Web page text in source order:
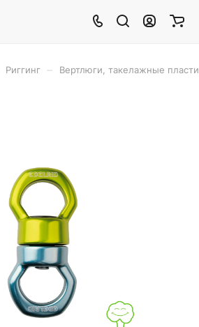
Риггинг Вертлюги, такелажные